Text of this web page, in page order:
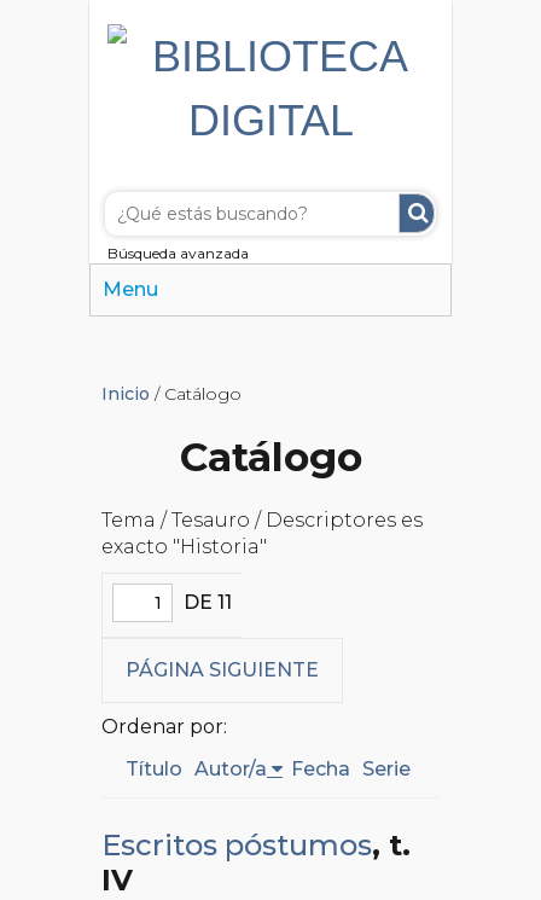
Búsqueda avanzada
Menu
Inicio / Catálogo
Catálogo
Tema / Tesauro / Descriptores es
exacto "Historia"
DE 11
PÁGINA SIGUIENTE
Ordenar por:
Título Autor/a Fecha Serie
Escritos póstumos, t.
IV